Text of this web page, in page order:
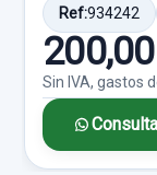
TOYOTA
Garantía
WARNING
Ref:934242
Sin IVA, gastos